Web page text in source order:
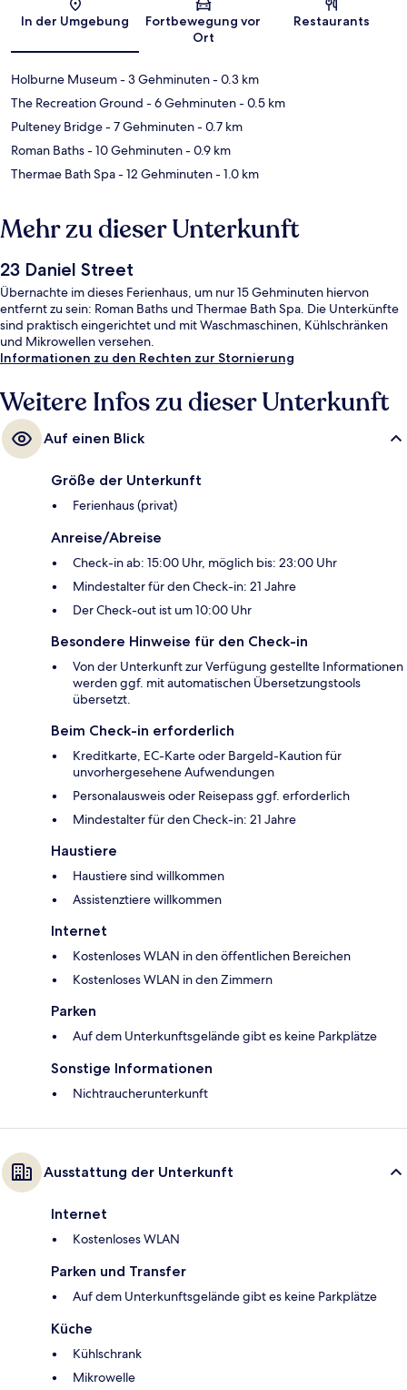
Karte
In der Umgebung
Fortbewegung vor
Ort
Restaurants
Holburne Museum- 3 Gehminuten- 0.3 km
The Recreation Ground - 6 Gehminuten- 0.5 km
Pulteney Bridge- 7 Gehminuten- 0.7 km
Roman Baths- 10 Gehminuten- 0.9 km
Thermae Bath Spa- 12 Gehminuten- 1.0 km
Mehr zu dieser Unterkunft
23 Daniel Street
Übernachte im dieses Ferienhaus, um nur 15 Gehminuten hiervon
entfernt zu sein: Roman Baths und Thermae Bath Spa. Die Unterkünfte
sind praktisch eingerichtet und mit Waschmaschinen, Kühlschränken
und Mikrowellen versehen.
Informationen zu den Rechten zur Stornierung
Weitere Infos zu dieser Unterkunft
Auf einen Blick
Größe der Unterkunft
Ferienhaus (privat)
Anreise/Abreise
Check-in ab: 15:00 Uhr, möglich bis: 23:00 Uhr
Mindestalter für den Check-in: 21 Jahre
Der Check-out ist um 10:00 Uhr
Besondere Hinweise für den Check-in
Von der Unterkunft zur Verfügung gestellte Informationen
werden ggf. mit automatischen Übersetzungstools
übersetzt.
Beim Check-in erforderlich
Kreditkarte, EC-Karte oder Bargeld-Kaution für
unvorhergesehene Aufwendungen
Personalausweis oder Reisepass ggf. erforderlich
Mindestalter für den Check-in: 21 Jahre
Haustiere
Haustiere sind willkommen
Assistenztiere willkommen
Internet
Kostenloses WLAN in den öffentlichen Bereichen
Kostenloses WLAN in den Zimmern
Parken
Auf dem Unterkunftsgelände gibt es keine Parkplätze
Sonstige Informationen
Nichtraucherunterkunft
Ausstattung der Unterkunft
Internet
Kostenloses WLAN
Parken und Transfer
Auf dem Unterkunftsgelände gibt es keine Parkplätze
Küche
Kühlschrank
Mikrowelle